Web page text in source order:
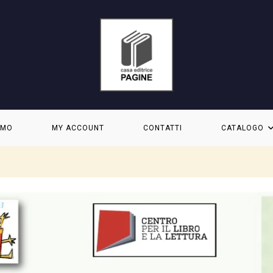
MY ACCOUNT CONTATTI CATALOGO